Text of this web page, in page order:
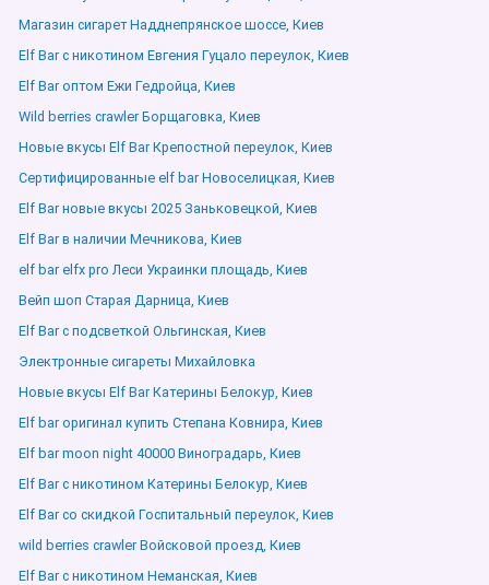
Магазин сигарет Надднепрянское шоссе, Киев
Elf Bar с никотином Евгения Гуцало переулок, Киев
Elf Bar оптом Ежи Гедройца, Киев
Wild berries crawler Борщаговка, Киев
Новые вкусы Elf Bar Крепостной переулок, Киев
Сертифицированные elf bar Новоселицкая, Киев
Elf Bar новые вкусы 2025 Заньковецкой, Киев
Elf Bar в наличии Мечникова, Киев
elf bar elfx pro Леси Украинки площадь, Киев
Вейп шоп Старая Дарница, Киев
Elf Bar с подсветкой Ольгинская, Киев
Электронные сигареты Михайловка
Новые вкусы Elf Bar Катерины Белокур, Киев
Elf bar оригинал купить Степана Ковнира, Киев
Elf bar moon night 40000 Виноградарь, Киев
Elf Bar с никотином Катерины Белокур, Киев
Elf Bar со скидкой Госпитальный переулок, Киев
wild berries crawler Войсковой проезд, Киев
Elf Bar с никотином Неманская, Киев